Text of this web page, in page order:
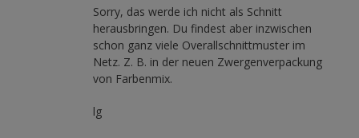
Sorry, das werde ich nicht als Schnitt
herausbringen. Du findest aber inzwischen
schon ganz viele Overallschnittmuster im
Netz. Z. B. in der neuen Zwergenverpackung
von Farbenmix.
lg